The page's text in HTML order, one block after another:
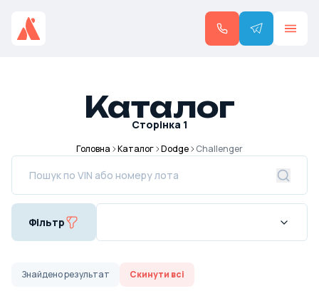
Каталог
Сторінка 1
Головна Каталог Dodge Challenger
Фільтр
Знайденорезультат Скинути всі